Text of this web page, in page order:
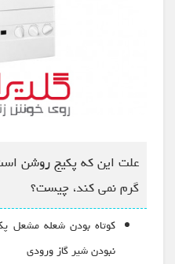
علت این‌ که پکیج روشن است
گرم نمی کند، چیست؟
کوتاه بودن شعله مشعل
نبودن شیر گاز ورودی